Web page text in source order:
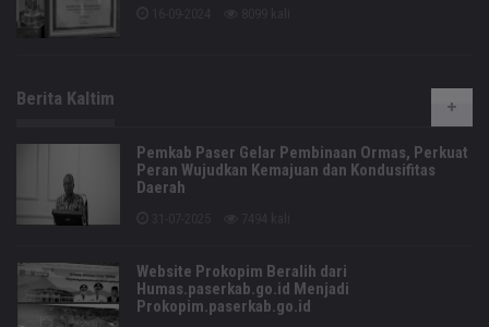
Berita Kaltim
Pemkab Paser Gelar Pembinaan Ormas, Perkuat
Peran Wujudkan Kemajuan dan Kondusifitas
Daerah
Website Prokopim Beralih dari
Humas.paserkab.go.id Menjadi
Prokopim.paserkab.go.id